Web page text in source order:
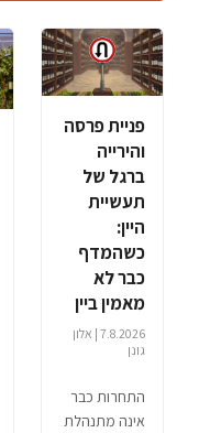
פניית פרסה
והירייה
ברגל של
תעשיית
היין:
כשהמדף
כבר לא
מאמין ביין
7.8.2026 | אלון
גונן
התחרות כבר
אינה מתנהלת